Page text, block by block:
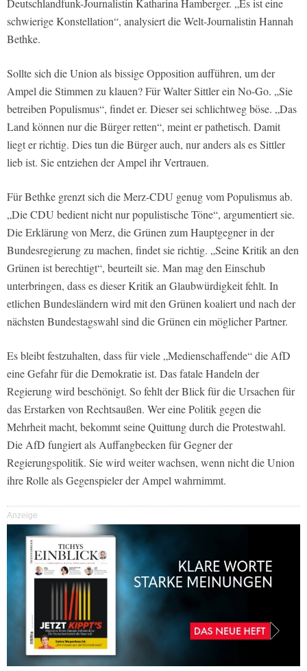
Deutschlandfunk-Journalistin Katharina Hamberger. „Es ist eine
schwierige Konstellation“, analysiert die Welt-Journalistin Hannah
Bethke.
Sollte sich die Union als bissige Opposition aufführen, um der
Ampel die Stimmen zu klauen? Für Walter Sittler ein No-Go. „Sie
betreiben Populismus“, findet er. Dieser sei schlichtweg böse. „Das
Land können nur die Bürger retten“, meint er pathetisch. Damit
liegt er richtig. Dies tun die Bürger auch, nur anders als es Sittler
lieb ist. Sie entziehen der Ampel ihr Vertrauen.
Für Bethke grenzt sich die Merz-CDU genug vom Populismus ab.
„Die CDU bedient nicht nur populistische Töne“, argumentiert sie.
Die Erklärung von Merz, die Grünen zum Hauptgegner in der
Bundesregierung zu machen, findet sie richtig. „Seine Kritik an den
Grünen ist berechtigt“, beurteilt sie. Man mag den Einschub
unterbringen, dass es dieser Kritik an Glaubwürdigkeit fehlt. In
etlichen Bundesländern wird mit den Grünen koaliert und nach der
nächsten Bundestagswahl sind die Grünen ein möglicher Partner.
Es bleibt festzuhalten, dass für viele „Medienschaffende“ die AfD
eine Gefahr für die Demokratie ist. Das fatale Handeln der
Regierung wird beschönigt. So fehlt der Blick für die Ursachen für
das Erstarken von Rechtsaußen. Wer eine Politik gegen die
Mehrheit macht, bekommt seine Quittung durch die Protestwahl.
Die AfD fungiert als Auffangbecken für Gegner der
Regierungspolitik. Sie wird weiter wachsen, wenn nicht die Union
ihre Rolle als Gegenspieler der Ampel wahrnimmt.
Anzeige